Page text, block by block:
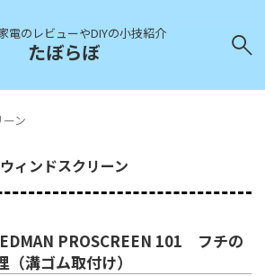
電のレビューやDIYの小技紹介
たぼらぼ
ン
ウィンドスクリーン
PROSCREEN 101 フチの
（溝ゴム取付け）